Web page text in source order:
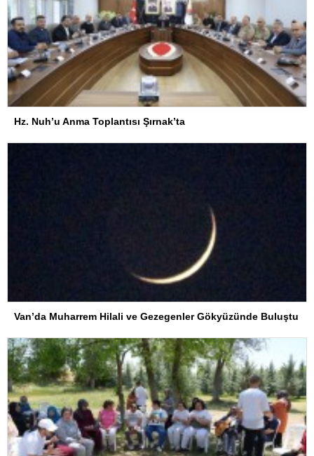
Hz. Nuh’u Anma Toplantısı Şırnak’ta
Van’da Muharrem Hilali ve Gezegenler Gökyüzünde Buluştu